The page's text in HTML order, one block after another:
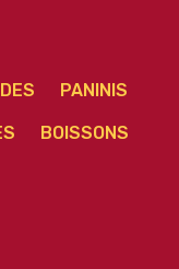
PANINIS
BOISSONS